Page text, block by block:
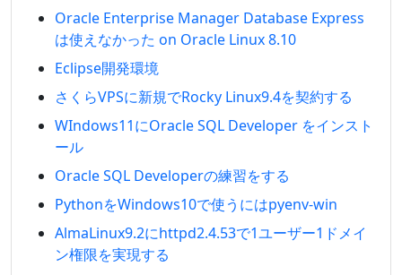
Oracle Enterprise Manager Database Express
は使えなかった on Oracle Linux 8.10
Eclipse開発環境
さくらVPSに新規でRocky Linux9.4を契約する
WIndows11にOracle SQL Developer をインスト
ール
Oracle SQL Developerの練習をする
PythonをWindows10で使うにはpyenv-win
AlmaLinux9.2にhttpd2.4.53で1ユーザー1ドメイ
ン権限を実現する